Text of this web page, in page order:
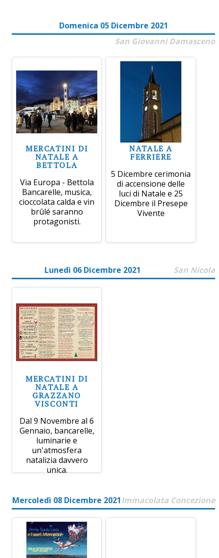
Domenica 05 Dicembre 2021
San Giovanni Damasceno
MERCATINI DI
NATALE A
BETTOLA
Via Europa - Bettola
Bancarelle, musica,
cioccolata calda e vin
brûlé saranno
protagonisti.
NATALE A
FERRIERE
5 Dicembre cerimonia
di accensione delle
luci di Natale e 25
Dicembre il Presepe
Vivente
Lunedì 06 Dicembre 2021 San Nicola
MERCATINI DI
NATALE A
GRAZZANO
VISCONTI
Dal 9 Novembre al 6
Gennaio, bancarelle,
luminarie e
un'atmosfera
natalizia davvero
unica.
Mercoledì 08 Dicembre 2021Immacolata Concezione